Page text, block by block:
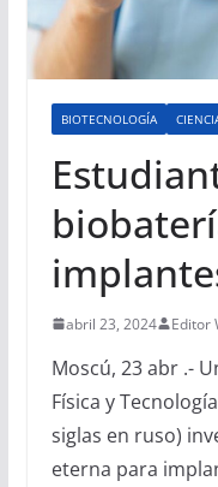
BIOTECNOLOGÍA
abril 23, 2024 Editor
Moscú, 23 abr .-
Física y
siglas en ruso)
eterna para